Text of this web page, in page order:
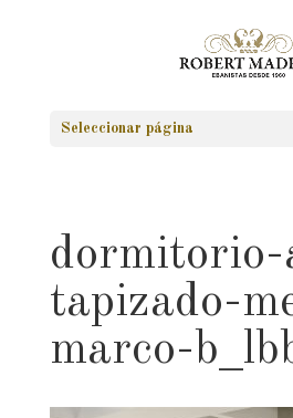
Seleccionar página
tapizado-
marco-